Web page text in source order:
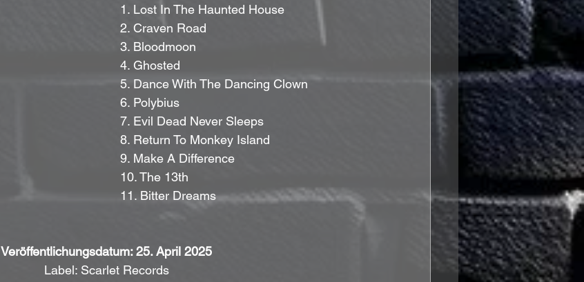
1. Lost In The Haunted House
2. Craven Road
3. Bloodmoon
4. Ghosted
5. Dance With The Dancing Clown
6. Polybius
7. Evil Dead Never Sleeps
8. Return To Monkey Island
9. Make A Difference
10. The 13th
11. Bitter Dreams
Veröffentlichungsdatum: 25. April 2025
Label: Scarlet Records